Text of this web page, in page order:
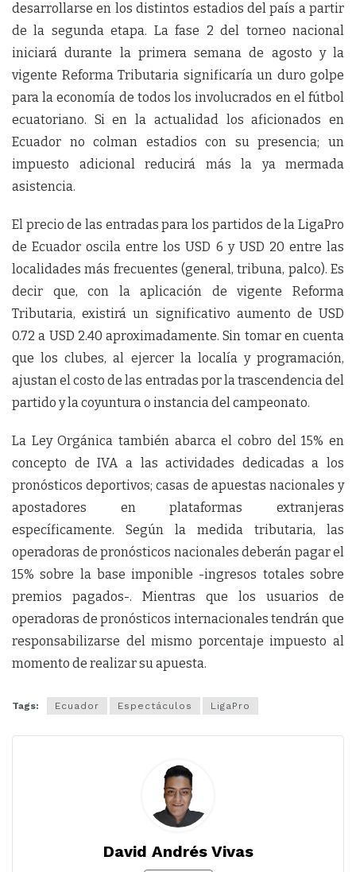
desarrollarse en los distintos estadios del país a partir
de la segunda etapa. La fase 2 del torneo nacional
iniciará durante la primera semana de agosto y la
vigente Reforma Tributaria significaría un duro golpe
para la economía de todos los involucrados en el fútbol
ecuatoriano. Si en la actualidad los aficionados en
Ecuador no colman estadios con su presencia; un
impuesto adicional reducirá más la ya mermada
asistencia.
El precio de las entradas para los partidos de la LigaPro
de Ecuador oscila entre los USD 6 y USD 20 entre las
localidades más frecuentes (general, tribuna, palco). Es
decir que, con la aplicación de vigente Reforma
Tributaria, existirá un significativo aumento de USD
0.72 a USD 2.40 aproximadamente. Sin tomar en cuenta
que los clubes, al ejercer la localía y programación,
ajustan el costo de las entradas por la trascendencia del
partido y la coyuntura o instancia del campeonato.
La Ley Orgánica también abarca el cobro del 15% en
concepto de IVA a las actividades dedicadas a los
pronósticos deportivos; casas de apuestas nacionales y
apostadores en plataformas extranjeras
específicamente. Según la medida tributaria, las
operadoras de pronósticos nacionales deberán pagar el
15% sobre la base imponible -ingresos totales sobre
premios pagados-. Mientras que los usuarios de
operadoras de pronósticos internacionales tendrán que
responsabilizarse del mismo porcentaje impuesto al
momento de realizar su apuesta.
Tags: Ecuador Espectáculos LigaPro
David Andrés Vivas